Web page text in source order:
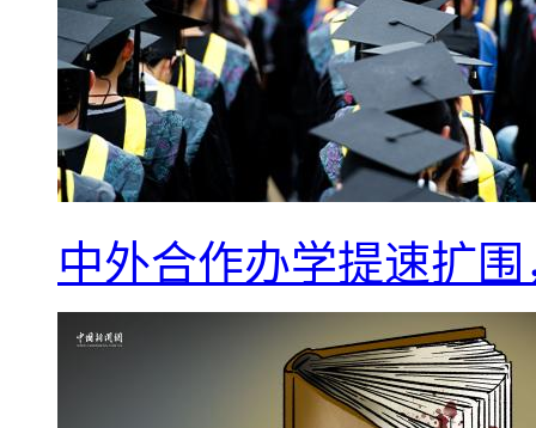
中外合作办学提速扩